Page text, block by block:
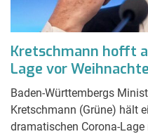
Kretschmann hofft
Lage vor
Baden-Württembergs
Kretschmann (Grüne) hält
dramatischen Corona-